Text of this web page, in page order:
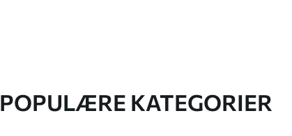
POPULÆRE KATEGORIER